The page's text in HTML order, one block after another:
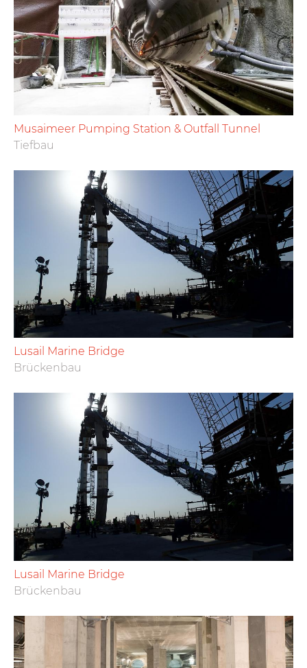
Musaimeer Pumping Station & Outfall Tunnel
Tiefbau
Lusail Marine Bridge
Brückenbau
Lusail Marine Bridge
Brückenbau